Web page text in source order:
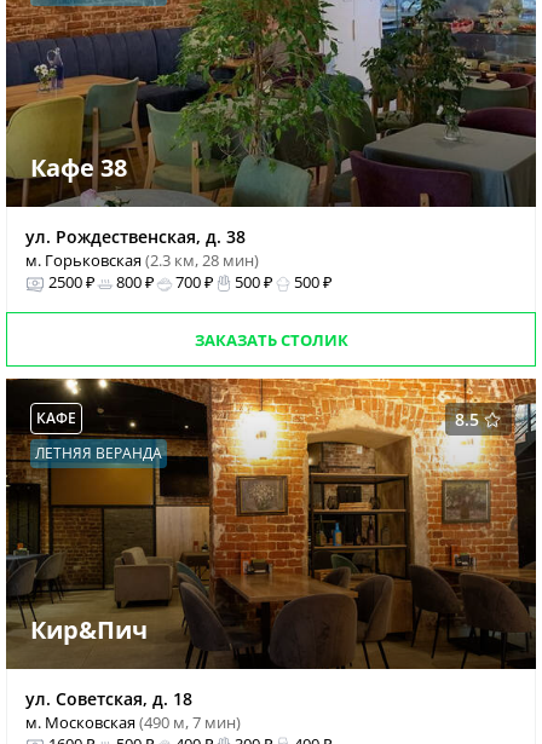
Кафе 38
ул. Рождественская, д. 38
м. Горьковская(2.3 км, 28 мин)
2500 ₽
800 ₽ 700 ₽ 500 ₽ 500 ₽
ЗАКАЗАТЬ СТОЛИК
8.5
КАФЕ
ЛЕТНЯЯ ВЕРАНДА
Кир&Пич
ул. Советская, д. 18
м. Московская(490 м, 7 мин)